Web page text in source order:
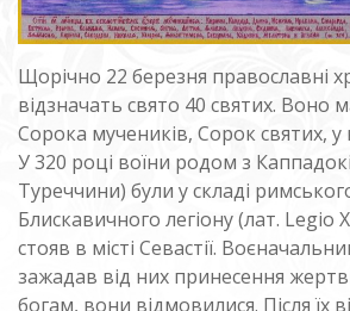
Щорічно 22 березня православні
відзначать свято 40 святих. Воно
Сорока мучеників, Сорок святих, у
У 320 році воїни родом з
Туреччини) були у складі
Блискавичного легіону (лат. Legio
стояв в місті Севастії.
зажадав від них принесення
богам, вони відмовилися. Після їх